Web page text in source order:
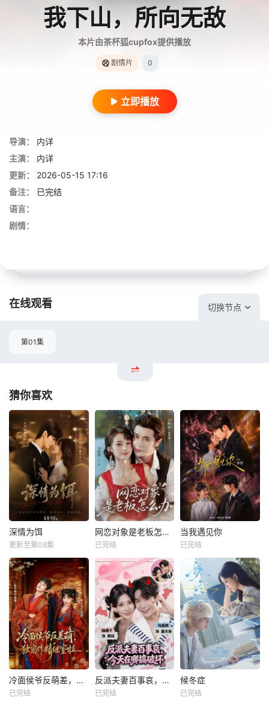
我下山，所向无敌
本片由茶杯狐cupfox提供播放
剧情片 0
立即播放
导演：
内详
主演：
内详
更新：
2026-05-15 17:16
备注：
已完结
语言：
剧情：
在线观看 切换节点
第01集
猜你喜欢
深情为饵
更新至第08集
网恋对象是老板怎么办
已完结
当我遇见你
已完结
冷面侯爷反萌差，独宠作精继室啦
已完结
反派夫妻百事哀，今天在哪搞破坏
已完结
候冬症
已完结